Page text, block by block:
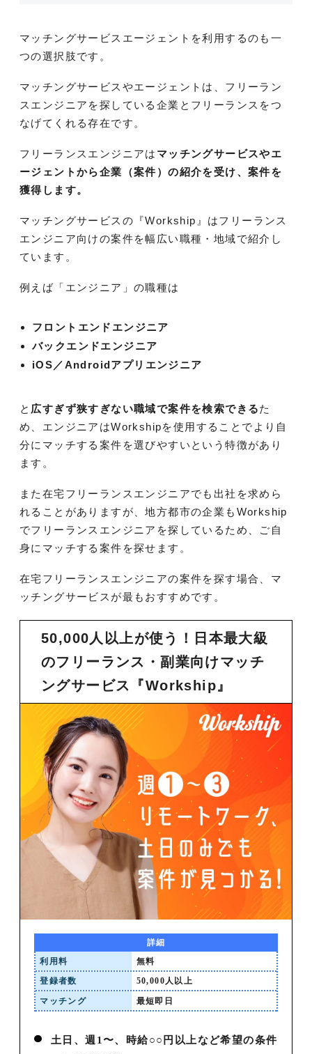
マッチングサービスエージェントを利用するのも一
つの選択肢です。
マッチングサービスやエージェントは、フリーラン
スエンジニアを探している企業とフリーランスをつ
なげてくれる存在です。
フリーランスエンジニアは マッチングサービスやエ
ージェントから企業（案件）の紹介を受け、案件を
獲得します。
マッチングサービスの『Workship』はフリーランス
エンジニア向けの案件を幅広い職種・地域で紹介し
ています。
例えば「エンジニア」の職種は
フロントエンドエンジニア
バックエンドエンジニア
iOS／Androidアプリエンジニア
と 広すぎず狭すぎない職域で案件を検索できるた
め、エンジニアはWorkshipを使用することでより自
分にマッチする案件を選びやすいという特徴があり
ます。
また在宅フリーランスエンジニアでも出社を求めら
れることがありますが、地方都市の企業もWorkship
でフリーランスエンジニアを探しているため、ご自
身にマッチする案件を探せます。
在宅フリーランスエンジニアの案件を探す場合、マ
ッチングサービスが最もおすすめです。
50,000人以上が使う！日本最大級
のフリーランス・副業向けマッチ
ングサービス『Workship』
詳細
利用料
無料
登録者数 50,000人以上
マッチング 最短即日
土日、週1〜、時給○○円以上など希望の条件